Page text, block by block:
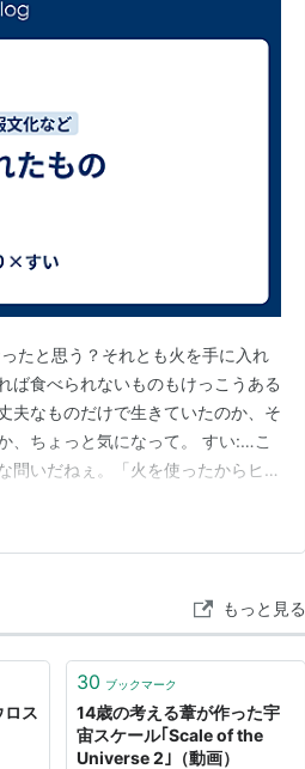
たと思う？それとも火を手に入れ
ば食べられないものもけっこうある
夫なものだけで生きていたのか、そ
、ちょっと気になって。 すい:…こ
問いだねぇ。「火を使ったからヒト
て言われることが多いみたい。た
ゃなく…
もっと見る
ス
30 ブックマーク
14歳の考える葦が作った宇
宙スケール｢Scale of the
Universe 2｣（動画）